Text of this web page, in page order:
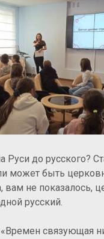
Руси до русского?
может быть
вам не показалось,
русский.
связующая